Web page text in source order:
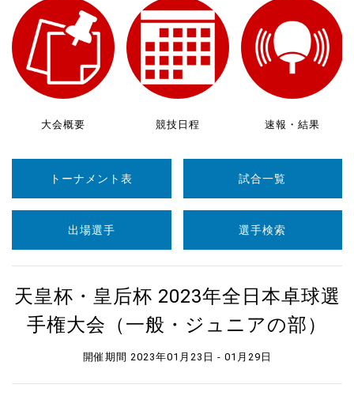
大会概要 競技日程 速報・結果
トーナメント表 試合一覧
出場選手 選手検索
天皇杯・皇后杯 2023年全日本卓球選
手権大会（一般・ジュニアの部）
開催期間 2023年01月23日 - 01月29日